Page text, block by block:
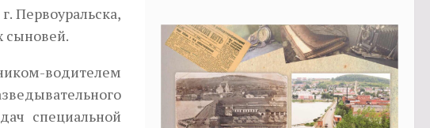
Первоуральска,
сыновей.
водителем
специальной